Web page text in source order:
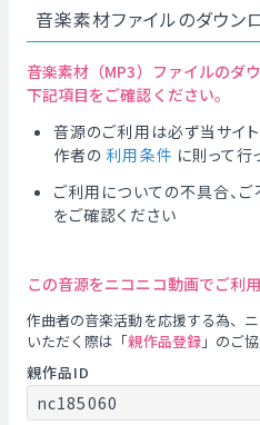
音楽素材ファイルのダウン
音楽素材（MP3）ファイルのダ
下記項目をご確認ください。
音源のご利用は必ず当サイ
作者の 利用条件 に則って行
ご利用についての不具合、
をご確認ください
この音源をニコニコ動画でご利
作曲者の音楽活動を応援する為、
いただく際は「親作品登録」のご
親作品ID
nc185060